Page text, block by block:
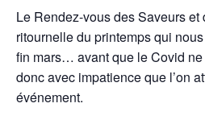
Le Rendez-vous des Saveurs et
ritournelle du printemps qui
fin mars… avant que le Covid ne
donc avec impatience que l’on
événement.